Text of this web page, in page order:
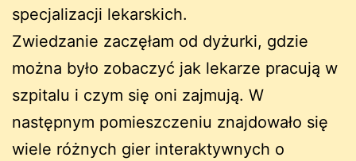
specjalizacji lekarskich.
Zwiedzanie zaczęłam od dyżurki, gdzie
można było zobaczyć jak lekarze pracują w
szpitalu i czym się oni zajmują. W
następnym pomieszczeniu znajdowało się
wiele różnych gier interaktywnych o